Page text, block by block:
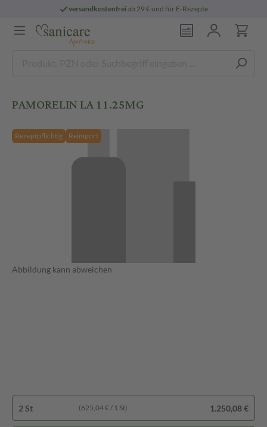
versandkostenfreiab 29 € und für E-Rezepte
PAMORELIN LA 11.25MG
Rezeptpflichtig Reimport
Abbildung kann abweichen
2 St (625,04 € / 1 St) 1.250,08 €